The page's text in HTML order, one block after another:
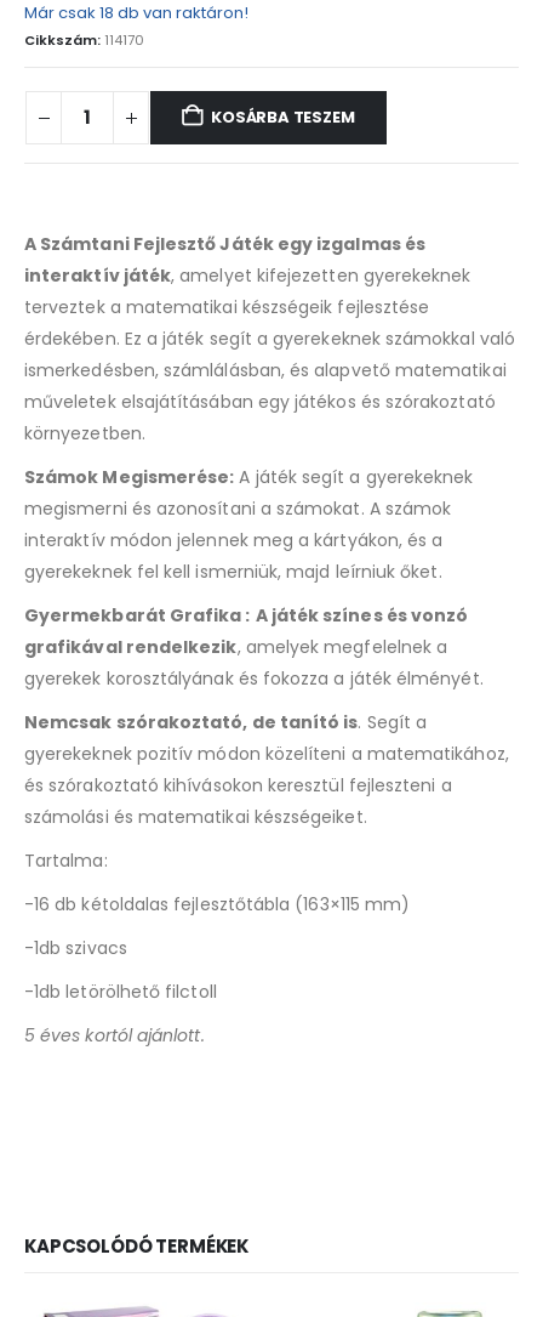
Már csak 18 db van raktáron!
Cikkszám: 114170
KOSÁRBA TESZEM
A Számtani Fejlesztő Játék egy izgalmas és
interaktív játék, amelyet kifejezetten gyerekeknek
terveztek a matematikai készségeik fejlesztése
érdekében. Ez a játék segít a gyerekeknek számokkal való
ismerkedésben, számlálásban, és alapvető matematikai
műveletek elsajátításában egy játékos és szórakoztató
környezetben.
Számok Megismerése: A játék segít a gyerekeknek
megismerni és azonosítani a számokat. A számok
interaktív módon jelennek meg a kártyákon, és a
gyerekeknek fel kell ismerniük, majd leírniuk őket.
Gyermekbarát Grafika : A játék színes és vonzó
grafikával rendelkezik, amelyek megfelelnek a
gyerekek korosztályának és fokozza a játék élményét.
Nemcsak szórakoztató, de tanító is. Segít a
gyerekeknek pozitív módon közelíteni a matematikához,
és szórakoztató kihívásokon keresztül fejleszteni a
számolási és matematikai készségeiket.
Tartalma:
-16 db kétoldalas fejlesztőtábla (163×115 mm)
-1db szivacs
-1db letörölhető filctoll
5 éves kortól ajánlott.
KAPCSOLÓDÓ TERMÉKEK